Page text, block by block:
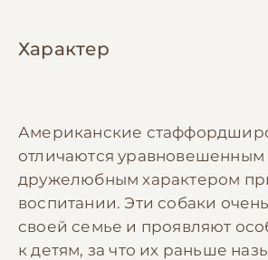
Характер
Американские
отличаются уравновешенным
дружелюбным характером
воспитании. Эти собаки
своей семье и проявляют
к детям, за что их раньше